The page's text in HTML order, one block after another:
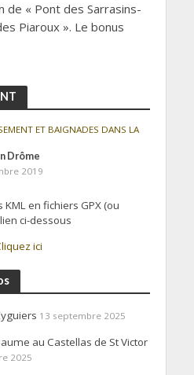
de « Pont des Sarrasins-
Piaroux ». Le bonus
ET BAIGNADES DANS LA
Drôme
2019
en fichiers GPX (ou
ci-dessous
ici
13 septembre 2025
au Castellas de St Victor
2025